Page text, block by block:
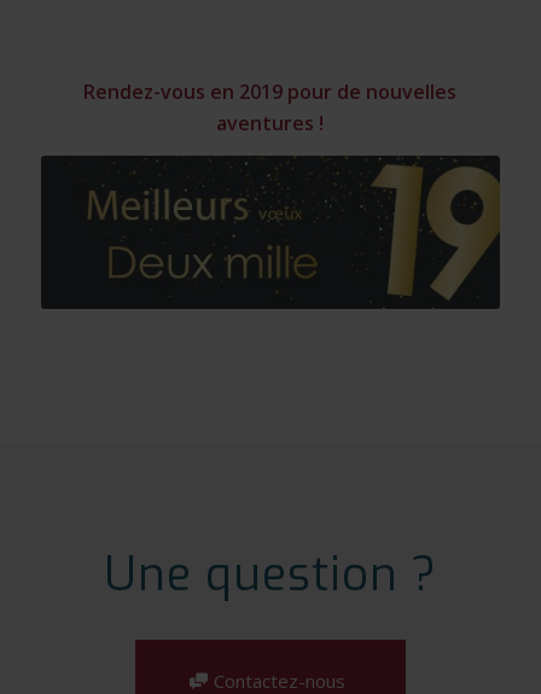
Rendez-vous en 2019 pour de nouvelles
aventures !
Une question ?
Contactez-nous